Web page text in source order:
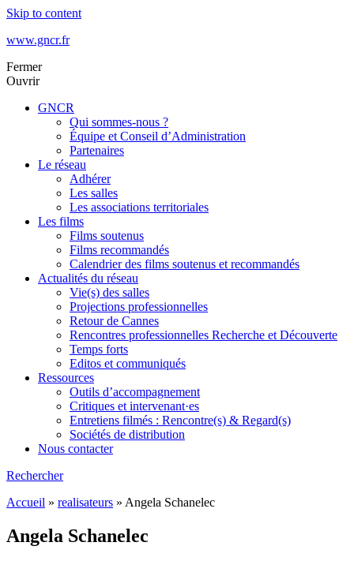
Skip to content
www.gncr.fr
Fermer
Ouvrir
GNCR
Qui sommes-nous ?
Équipe et Conseil d’Administration
Partenaires
Le réseau
Adhérer
Les salles
Les associations territoriales
Les films
Films soutenus
Films recommandés
Calendrier des films soutenus et recommandés
Actualités du réseau
Vie(s) des salles
Projections professionnelles
Retour de Cannes
Rencontres professionnelles Recherche et Découverte
Temps forts
Editos et communiqués
Ressources
Outils d’accompagnement
Critiques et intervenant·es
Entretiens filmés : Rencontre(s) & Regard(s)
Sociétés de distribution
Nous contacter
Rechercher
Accueil » realisateurs » Angela Schanelec
Angela Schanelec